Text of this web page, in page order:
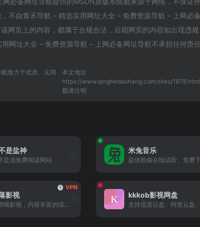
不由青禾导航 – 精选实用网址大全 – 免费资源导航 – 上网必
页上的内容，都属于合规合法，后期网页的内容如出现违规
网址大全 – 免费资源导航 – 上网必备网址导航不承担任何责任
致力于优质、实用
本文地址
https://www.qinghedaohang.com/sites/
载请注明
是盐神
盐选免费阅读网站
米兔音乐
影视
原哔嘀影视，内容丰富的综合型老牌优质影视名站
kkkob影视网盘